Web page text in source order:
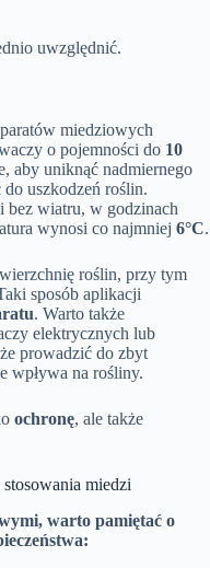
uwzględnić.
miedziowych
o pojemności do 10
aby uniknąć nadmiernego
uszkodzeń roślin.
bez wiatru, w godzinach
wynosi co najmniej 6°C.
roślin, przy tym
sposób aplikacji
. Warto także
elektrycznych lub
prowadzić do zbyt
wpływa na rośliny.
ochronę, ale także
miedzi
warto pamiętać o